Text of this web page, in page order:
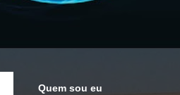
Quem sou eu